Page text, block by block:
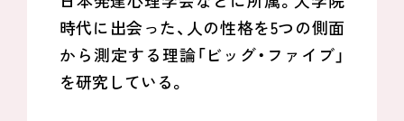
時代に出会った、人の性格を5つの側面
から測定する理論「ビッグ・ファイブ」
を研究している。